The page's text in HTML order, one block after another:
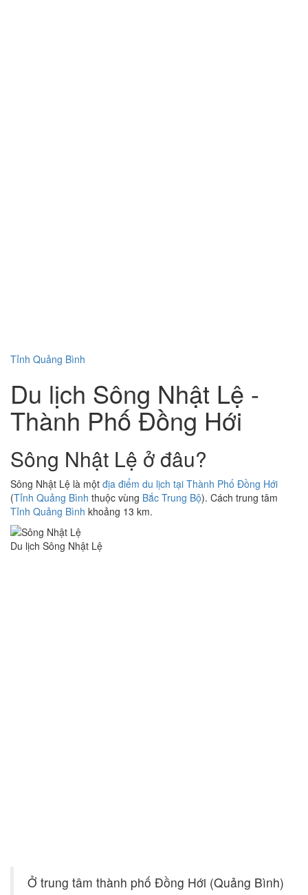
Tỉnh Quảng Bình
Du lịch Sông Nhật Lệ -
Thành Phố Đồng Hới
Sông Nhật Lệ ở đâu?
Sông Nhật Lệ là một địa điểm du lịch tại Thành Phố Đồng Hới
(Tỉnh Quảng Bình thuộc vùng Bắc Trung Bộ). Cách trung tâm
Tỉnh Quảng Bình khoảng 13 km.
Du lịch Sông Nhật Lệ
Ở trung tâm thành phố Đồng Hới (Quảng Bình)